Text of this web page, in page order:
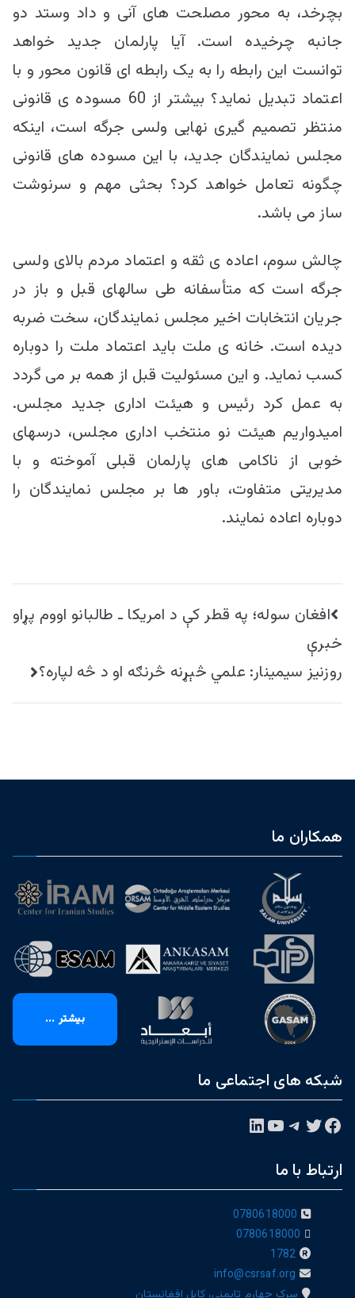
بچرخد، به محور مصلحت های آنی و داد وستد دو
جانبه چرخیده است. آیا پارلمان جدید خواهد
توانست این رابطه را به یک رابطه ای قانون محور و با
اعتماد تبدیل نماید؟ بیشتر از 60 مسوده ی قانونی
منتظر تصمیم گیری نهایی ولسی جرگه است، اینکه
مجلس نمایندگان جدید، با این مسوده های قانونی
چگونه تعامل خواهد کرد؟ بحثی مهم و سرنوشت
ساز می باشد.
چالش سوم، اعاده ی ثقه و اعتماد مردم بالای ولسی
جرگه است که متأسفانه طی سالهای قبل و باز در
جریان انتخابات اخیر مجلس نمایندگان، سخت ضربه
دیده است. خانه ی ملت باید اعتماد ملت را دوباره
کسب نماید. و این مسئولیت قبل از همه بر می گردد
به عمل کرد رئیس و هیئت اداری جدید مجلس.
امیدواریم هیئت نو منتخب اداری مجلس، درسهای
خوبی از ناکامی های پارلمان قبلی آموخته و با
مدیریتی متفاوت، باور ها بر مجلس نمایندگان را
دوباره اعاده نمایند.
راهبری
نوشته
افغان سوله؛ په قطر کې د امریکا ـ طالبانو اووم پړاو
خبرې
روزنیز سیمینار: علمي څېړنه څرنګه او د څه لپاره؟
همکاران ما
بیشتر ...
شبکه های اجتماعی ما
فیس‌بوکتوییتر تلگرام یوتیوبلینکداین
ارتباط با ما
0780618000
0780618000
1782
info@csrsaf.org